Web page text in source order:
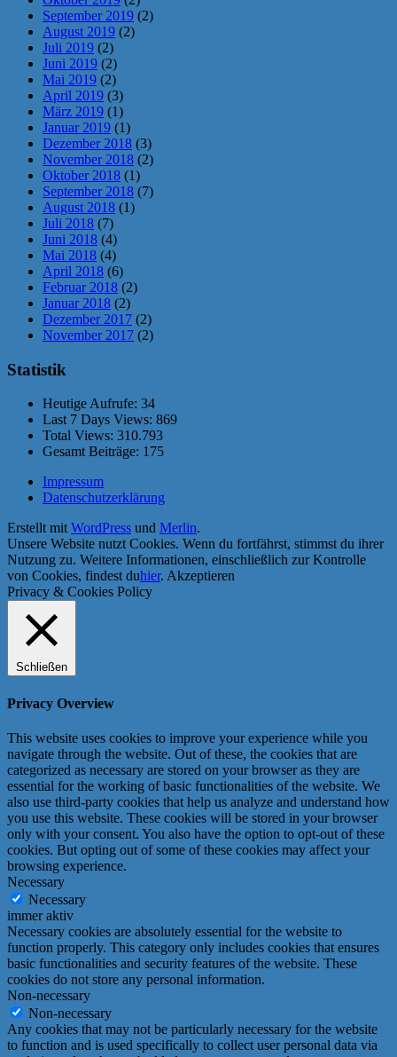
September 2019 (2)
August 2019 (2)
Juli 2019 (2)
Juni 2019 (2)
Mai 2019 (2)
April 2019 (3)
März 2019 (1)
Januar 2019 (1)
Dezember 2018 (3)
November 2018 (2)
Oktober 2018 (1)
September 2018 (7)
August 2018 (1)
Juli 2018 (7)
Juni 2018 (4)
Mai 2018 (4)
April 2018 (6)
Februar 2018 (2)
Januar 2018 (2)
Dezember 2017 (2)
November 2017 (2)
Statistik
Heutige Aufrufe: 34
Last 7 Days Views: 869
Total Views: 310.793
Gesamt Beiträge: 175
Impressum
Datenschutzerklärung
Erstellt mitWordPress und Merlin.
Unsere Website nutzt Cookies. Wenn du fortfährst, stimmst du ihrer
Nutzung zu. Weitere Informationen, einschließlich zur Kontrolle
von Cookies, findest duhier. Akzeptieren
Privacy & Cookies Policy
Schließen
Privacy Overview
This website uses cookies to improve your experience while you
navigate through the website. Out of these, the cookies that are
categorized as necessary are stored on your browser as they are
essential for the working of basic functionalities of the website. We
also use third-party cookies that help us analyze and understand how
you use this website. These cookies will be stored in your browser
only with your consent. You also have the option to opt-out of these
cookies. But opting out of some of these cookies may affect your
browsing experience.
Necessary
Necessary
immer aktiv
Necessary cookies are absolutely essential for the website to
function properly. This category only includes cookies that ensures
basic functionalities and security features of the website. These
cookies do not store any personal information.
Non-necessary
Non-necessary
Any cookies that may not be particularly necessary for the website
to function and is used specifically to collect user personal data via